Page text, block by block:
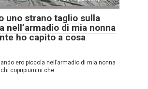
uno strano taglio sulla
nell’armadio di mia nonna
ho capito a cosa
ero piccola nell’armadio di mia nonna
copripiumini che